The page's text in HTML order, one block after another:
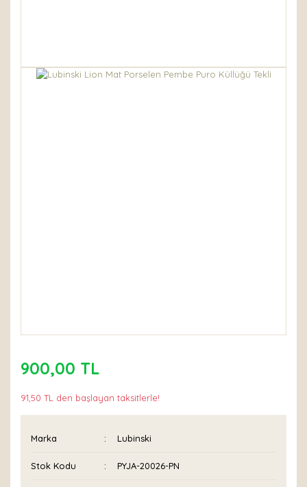
900,00 TL
91,50 TL den başlayan taksitlerle!
Marka Lubinski
Stok Kodu PYJA-20026-PN